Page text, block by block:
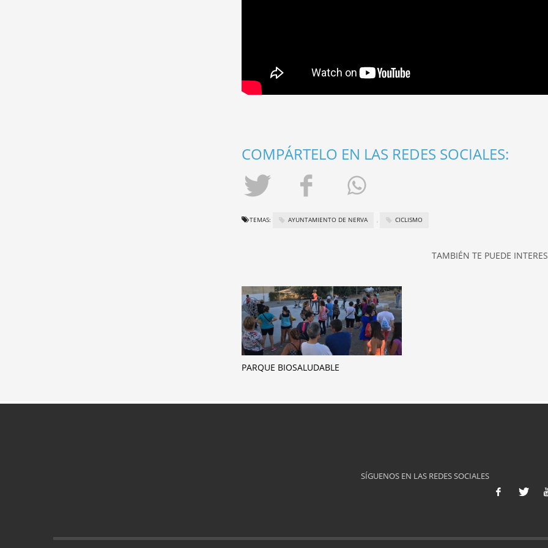
COMPÁRTELO EN LAS REDES SOCIALES:
TEMAS: AYUNTAMIENTO DE NERVA , CICLISMO
TAMBIÉN TE PUEDE
PARQUE BIOSALUDABLE
SÍGUENOS EN LAS REDES SOCIALES